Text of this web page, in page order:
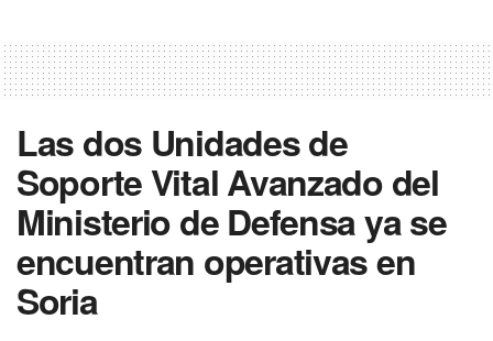
Las dos Unidades de
Soporte Vital Avanzado del
Ministerio de Defensa ya se
encuentran operativas en
Soria